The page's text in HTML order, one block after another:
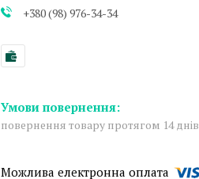
+380 (98) 976-34-34
повернення товару протягом 14 днів